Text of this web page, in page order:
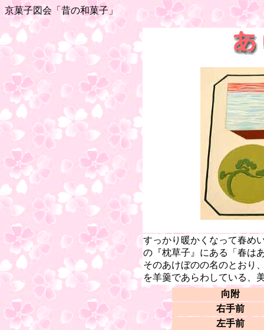
京菓子図会「昔の和菓子」
すっかり暖かくなって春め
の『枕草子』にある「春は
そのあけぼのの名のとおり
を羊羹であらわしている、
向附
右手前
左手前